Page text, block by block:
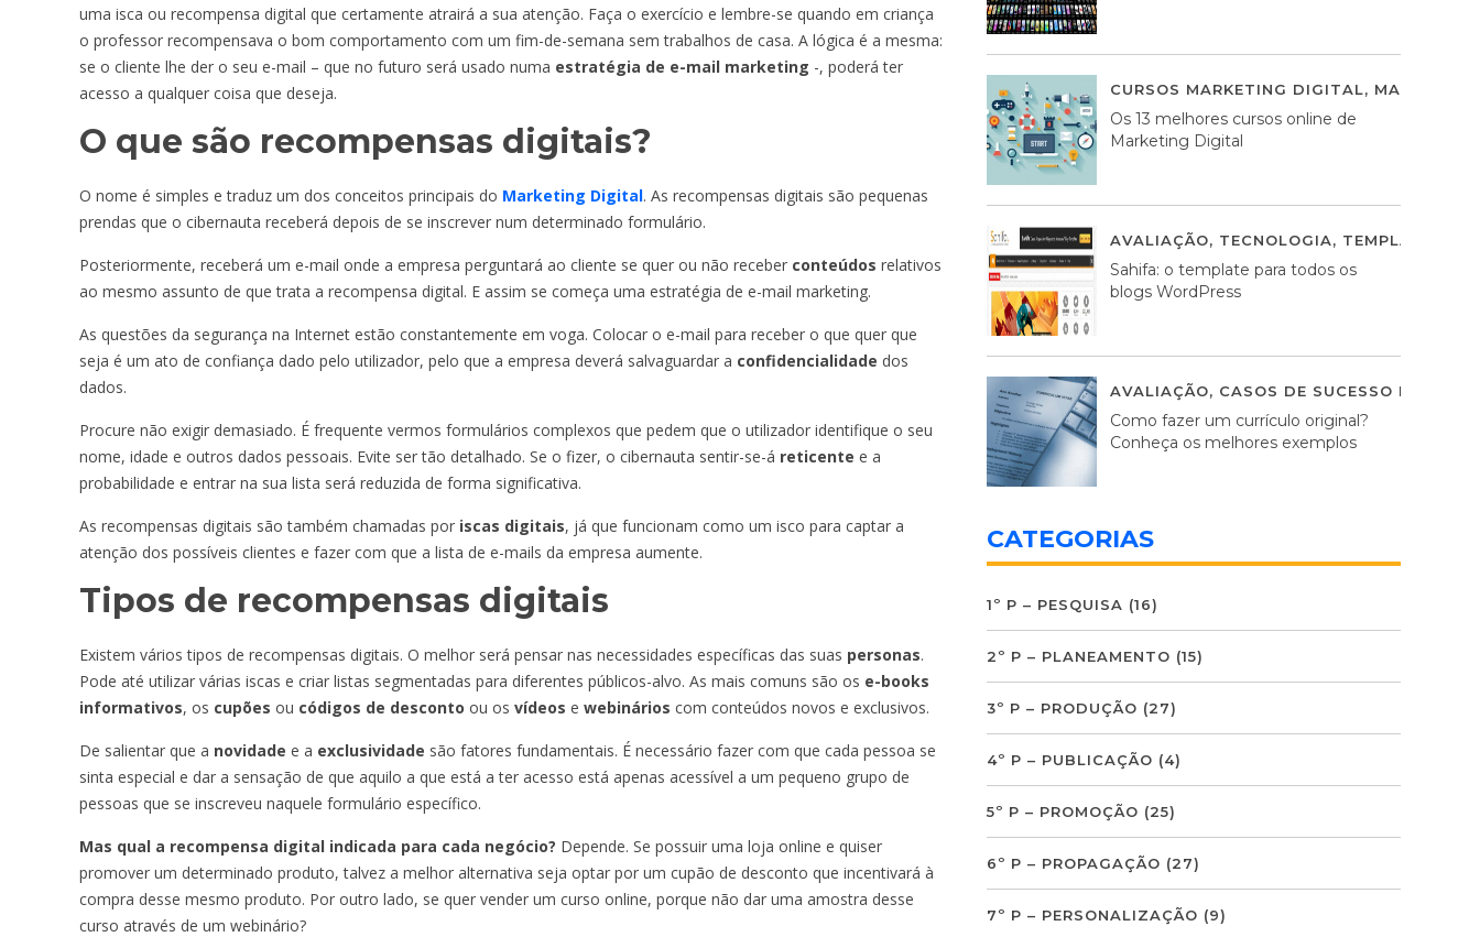
uma isca ou recompensa digital que certamente atrairá a sua atenção. Faça o exercício e lembre-se quando em criança
o professor recompensava o bom comportamento com um fim-de-semana sem trabalhos de casa. A lógica é a mesma:
se o cliente lhe der o seu e-mail – que no futuro será usado numa estratégia de e-mail marketing -, poderá ter
acesso a qualquer coisa que deseja.
O que são recompensas digitais?
O nome é simples e traduz um dos conceitos principais do Marketing Digital. As recompensas digitais são pequenas
prendas que o cibernauta receberá depois de se inscrever num determinado formulário.
Posteriormente, receberá um e-mail onde a empresa perguntará ao cliente se quer ou não receber conteúdos relativos
ao mesmo assunto de que trata a recompensa digital. E assim se começa uma estratégia de e-mail marketing.
As questões da segurança na Internet estão constantemente em voga. Colocar o e-mail para receber o que quer que
seja é um ato de confiança dado pelo utilizador, pelo que a empresa deverá salvaguardar a confidencialidade dos
dados.
Procure não exigir demasiado. É frequente vermos formulários complexos que pedem que o utilizador identifique o seu
nome, idade e outros dados pessoais. Evite ser tão detalhado. Se o fizer, o cibernauta sentir-se-á reticente e a
probabilidade e entrar na sua lista será reduzida de forma significativa.
As recompensas digitais são também chamadas por iscas digitais, já que funcionam como um isco para captar a
atenção dos possíveis clientes e fazer com que a lista de e-mails da empresa aumente.
Tipos de recompensas digitais
Existem vários tipos de recompensas digitais. O melhor será pensar nas necessidades específicas das suas personas.
Pode até utilizar várias iscas e criar listas segmentadas para diferentes públicos-alvo. As mais comuns são os e-books
informativos, os cupões ou códigos de desconto ou os vídeos e webinários com conteúdos novos e exclusivos.
De salientar que a novidade e a exclusividade são fatores fundamentais. É necessário fazer com que cada pessoa se
sinta especial e dar a sensação de que aquilo a que está a ter acesso está apenas acessível a um pequeno grupo de
pessoas que se inscreveu naquele formulário específico.
Mas qual a recompensa digital indicada para cada negócio? Depende. Se possuir uma loja online e quiser
promover um determinado produto, talvez a melhor alternativa seja optar por um cupão de desconto que incentivará à
compra desse mesmo produto. Por outro lado, se quer vender um curso online, porque não dar uma amostra desse
curso através de um webinário?
CURSOS MARKETING DIGITAL,
Os 13 melhores cursos online de
Marketing Digital
AVALIAÇÃO, TECNOLOGIA, TEMPLATES
Sahifa: o template para todos os
blogs WordPress
AVALIAÇÃO, CASOS DE SUCESSO DE
Como fazer um currículo original?
Conheça os melhores exemplos
CATEGORIAS
1º P – PESQUISA (16)
2º P – PLANEAMENTO (15)
3º P – PRODUÇÃO (27)
4º P – PUBLICAÇÃO (4)
5º P – PROMOÇÃO (25)
6º P – PROPAGAÇÃO (27)
7º P – PERSONALIZAÇÃO (9)